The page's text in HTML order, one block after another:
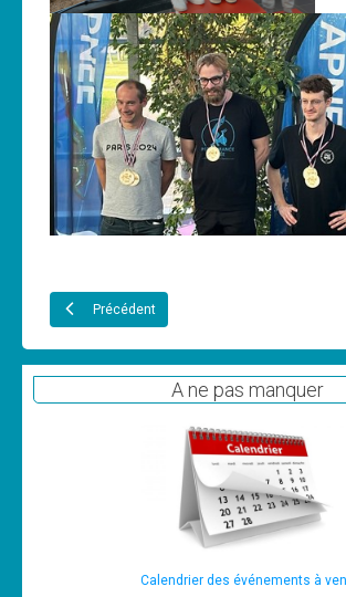
Précédent
A ne pas manquer
Calendrier des événements à